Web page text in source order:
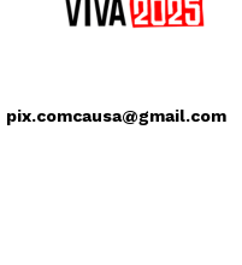
pix.comcausa@gmail.com